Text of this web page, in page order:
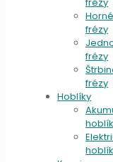
Horné
frézy
frézy
frézy
Hoblíky